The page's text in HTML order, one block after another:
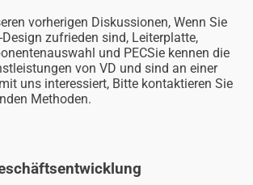
vorherigen Diskussionen, Wenn Sie
zufrieden sind, Leiterplatte,
und PECSie kennen die
von VD und sind an einer
uns interessiert, Bitte kontaktieren Sie
Methoden.